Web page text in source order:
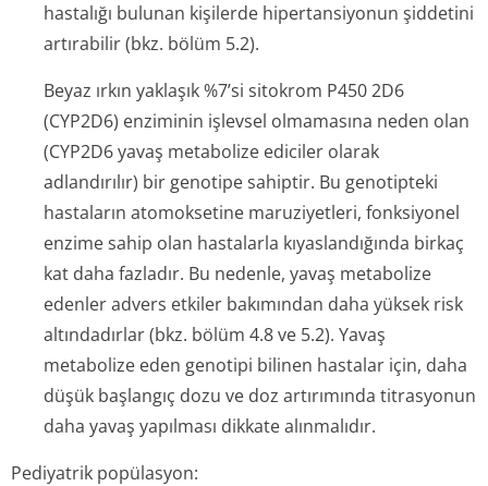
hastalığı bulunan kişilerde hipertansiyonun şiddetini
artırabilir (bkz. bölüm 5.2).
Beyaz ırkın yaklaşık %7’si sitokrom P450 2D6
(CYP2D6) enziminin işlevsel olmamasına neden olan
(CYP2D6 yavaş metabolize ediciler olarak
adlandırılır) bir genotipe sahiptir. Bu genotipteki
hastaların atomoksetine maruziyetleri, fonksiyonel
enzime sahip olan hastalarla kıyaslandığında birkaç
kat daha fazladır. Bu nedenle, yavaş metabolize
edenler advers etkiler bakımından daha yüksek risk
altındadırlar (bkz. bölüm 4.8 ve 5.2). Yavaş
metabolize eden genotipi bilinen hastalar için, daha
düşük başlangıç dozu ve doz artırımında titrasyonun
daha yavaş yapılması dikkate alınmalıdır.
Pediyatrik popülasyon: